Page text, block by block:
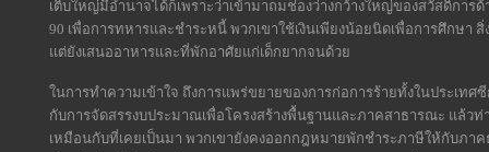
เติบใหญ่มีอำนาจได้ก็เพราะว่าเข้ามาถมช่องว่างกว้างใหญ่ของสวัสดิการ
90 เพื่อการทหารและชำระหนี้ พวกเขาใช้เงินเพียงน้อยนิดเพื่อการศึกษา
แต่ยังเสนออาหารและที่พักอาศัยแก่เด็กยากจนด้วย
ในการทำความเข้าใจ ถึงการแพร่ขยายของการก่อการร้ายทั้งในประเทศ
กับการจัดสรรงบประมาณเพื่อโครงสร้างพื้นฐานและภาคสาธารณะ แล้วท่
เหมือนกับที่เคยเป็นมา พวกเขายังคงออกกฎหมายพักชำระภาษีให้กับภา